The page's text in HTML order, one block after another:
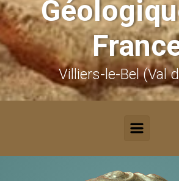
Villiers-le-Bel (Val